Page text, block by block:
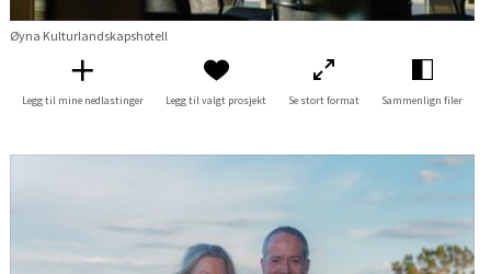
Øyna Kulturlandskapshotell
Legg til mine nedlastinger Legg til valgt prosjekt Se stort format Sammenlign filer